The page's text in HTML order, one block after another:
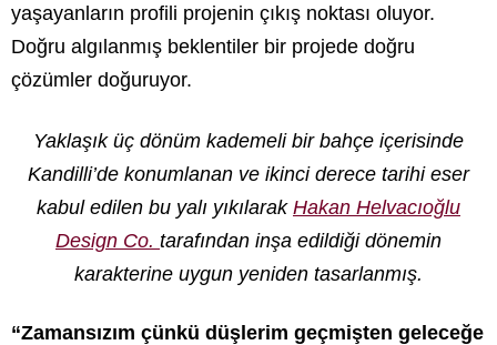
yaşayanların profili projenin çıkış noktası oluyor.
Doğru algılanmış beklentiler bir projede doğru
çözümler doğuruyor.
Yaklaşık üç dönüm kademeli bir bahçe içerisinde
Kandilli’de konumlanan ve ikinci derece tarihi eser
kabul edilen bu yalı yıkılarak Hakan Helvacıoğlu
Design Co. tarafından inşa edildiği dönemin
karakterine uygun yeniden tasarlanmış.
“Zamansızım çünkü düşlerim geçmişten geleceğe